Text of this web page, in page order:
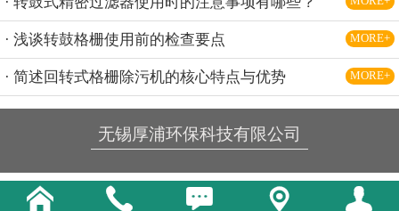
· 浅谈转鼓格栅使用前的检查要点 MORE+
· 简述回转式格栅除污机的核心特点与优势 MORE+
无锡厚浦环保科技有限公司
    